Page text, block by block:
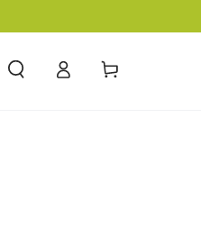
Connexion Panier